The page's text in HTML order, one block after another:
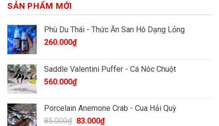
SẢN PHẨM MỚI
Phù Du Thái - Thức Ăn San Hô Dạng Lỏng
260.000₫
Saddle Valentini Puffer - Cá Nóc Chuột
560.000₫
Porcelain Anemone Crab - Cua Hải Quỳ
85.000₫ Giá
83.000₫Giá